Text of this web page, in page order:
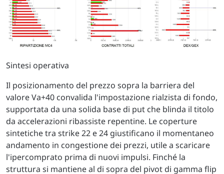
Sintesi operativa
Il posizionamento del prezzo sopra la barriera del
valore Va+40 convalida l'impostazione rialzista di fondo,
supportata da una solida base di put che blinda il titolo
da accelerazioni ribassiste repentine. Le coperture
sintetiche tra strike 22 e 24 giustificano il momentaneo
andamento in congestione dei prezzi, utile a scaricare
l'ipercomprato prima di nuovi impulsi. Finché la
struttura si mantiene al di sopra del pivot di gamma flip